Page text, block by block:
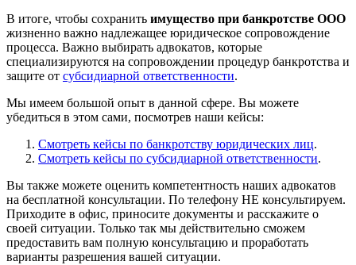
В итоге, чтобы сохранить имущество при банкротстве ООО
жизненно важно надлежащее юридическое сопровождение
процесса. Важно выбирать адвокатов, которые
специализируются на сопровождении процедур банкротства и
защите от субсидиарной ответственности.
Мы имеем большой опыт в данной сфере. Вы можете
убедиться в этом сами, посмотрев наши кейсы:
Смотреть кейсы по банкротству юридических лиц.
Смотреть кейсы по субсидиарной ответственности.
Вы также можете оценить компетентность наших адвокатов
на бесплатной консультации. По телефону НЕ консультируем.
Приходите в офис, приносите документы и расскажите о
своей ситуации. Только так мы действительно сможем
предоставить вам полную консультацию и проработать
варианты разрешения вашей ситуации.